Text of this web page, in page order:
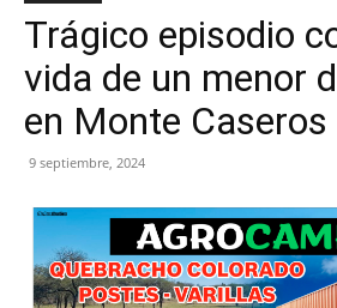
Trágico episodio
vida de un menor
en Monte Caseros
9 septiembre, 2024